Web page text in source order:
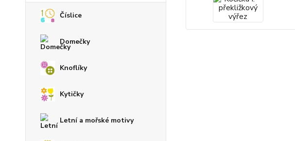
Číslice
Domečky
Knoflíky
Kytičky
Letní a mořské motivy